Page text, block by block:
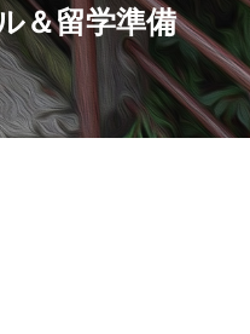
＆留学準備